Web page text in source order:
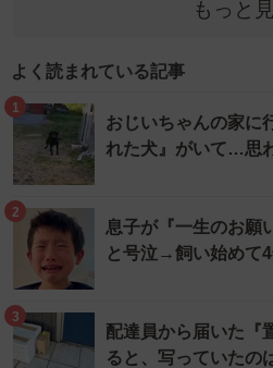
もっと
よく読まれている記事
1
おじいちゃんの家に
れた犬』がいて…思
2
息子が『一生のお願
と号泣→飼い始めて
3
配達員から届いた『
ると、写っていたの